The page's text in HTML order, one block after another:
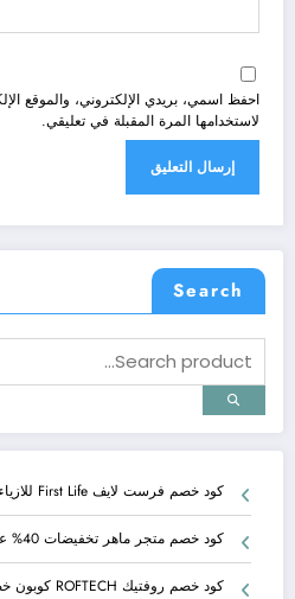
احفظ اسمي، بريدي الإلكتروني، والموقع
لاستخدامها المرة المقبلة في تعليقي.
Search
كود خصم فرست لايف First Life للازياء الرجالية والأحذية
كود خصم متجر ماهر تخفيضات 40% على افضل المنتجات Maher Store
كود خصم روفتيك ROFTECH كوبون خصم روفتيك